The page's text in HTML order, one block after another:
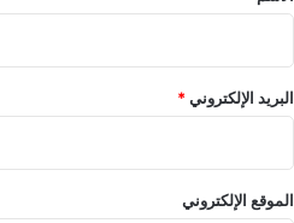
ا
ل
ي
g
!
ع
البريد الإلكتروني*
الموقع الإلكتروني